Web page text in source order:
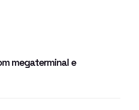
megaterminal e